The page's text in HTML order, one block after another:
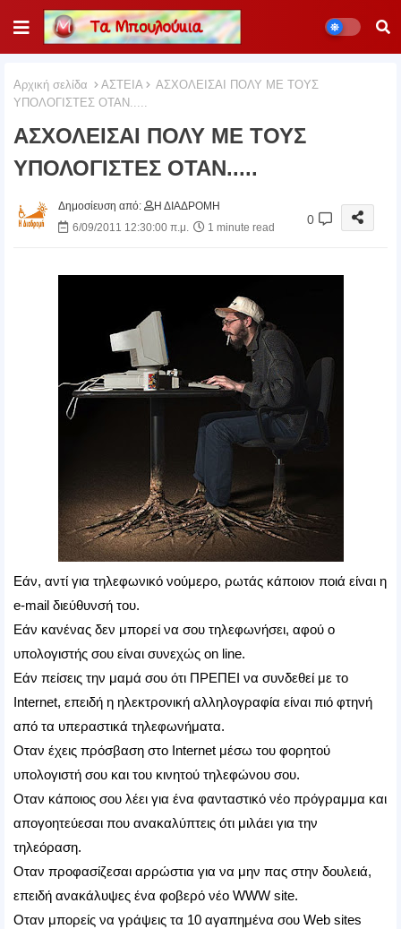
Αρχική σελίδα ΑΣΤΕΙΑ
ΑΣΧΟΛΕΙΣΑΙ ΠΟΛΥ ΜΕ ΤΟΥΣ
ΥΠΟΛΟΓΙΣΤΕΣ ΟΤΑΝ.....
ΑΣΧΟΛΕΙΣΑΙ ΠΟΛΥ ΜΕ ΤΟΥΣ
ΥΠΟΛΟΓΙΣΤΕΣ ΟΤΑΝ.....
Δημοσίευση από:
Η ΔΙΑΔΡΟΜΗ
6/09/2011 12:30:00 π.μ.
1 minute read
0
Εάν, αντί για τηλεφωνικό νούμερο, ρωτάς κάποιον ποιά είναι η
e-mail διεύθυνσή του.
Εάν κανένας δεν μπορεί να σου τηλεφωνήσει, αφού ο
υπολογιστής σου είναι συνεχώς on line.
Εάν πείσεις την μαμά σου ότι ΠΡΕΠΕΙ να συνδεθεί με το
Internet, επειδή η ηλεκτρονική αλληλογραφία είναι πιό φτηνή
από τα υπεραστικά τηλεφωνήματα.
Οταν έχεις πρόσβαση στο Internet μέσω του φορητού
υπολογιστή σου και του κινητού τηλεφώνου σου.
Οταν κάποιος σου λέει για ένα φανταστικό νέο πρόγραμμα και
απογοητεύεσαι που ανακαλύπτεις ότι μιλάει για την
τηλεόραση.
Οταν προφασίζεσαι αρρώστια για να μην πας στην δουλειά,
επειδή ανακάλυψες ένα φοβερό νέο WWW site.
Oταν μπορείς να γράψεις τα 10 αγαπημένα σου Web sites